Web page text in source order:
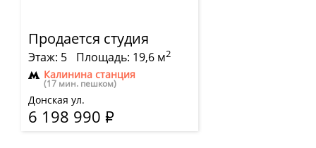
Продается студия
Этаж: 5 Площадь: 19,6 м2
Калинина станция
(17 мин. пешком)
Донская ул.
6 198 990 Р